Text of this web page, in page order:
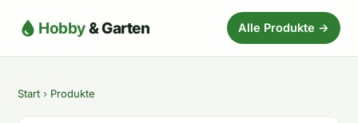
Hobby& Garten Alle Produkte →
Start › Produkte